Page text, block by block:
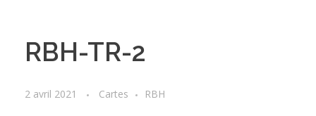
RBH-TR-2
2 avril 2021 Cartes RBH